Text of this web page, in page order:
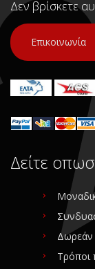
Νούμερο Αγγελίας
Συνδεθείτε
Δεν βρίσκετε
Επικοινωνία
Δείτε
Δωρεάν
Τρόποι